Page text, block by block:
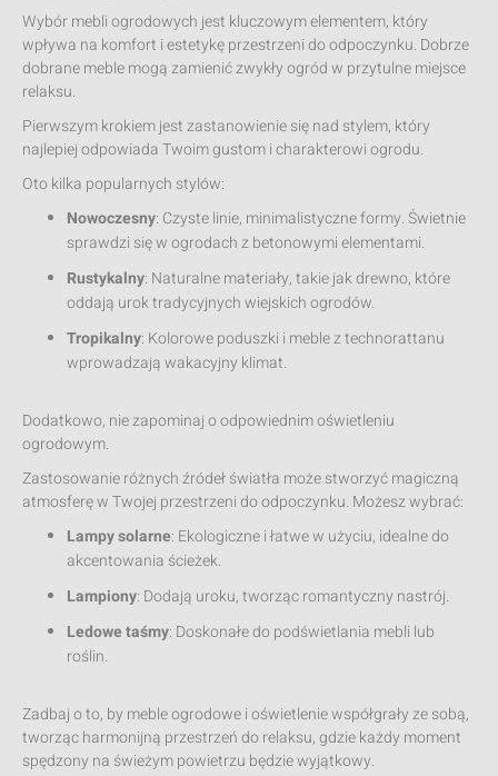
Wybór mebli ogrodowych jest kluczowym elementem, który
wpływa na komfort i estetykę przestrzeni do odpoczynku. Dobrze
dobrane meble mogą zamienić zwykły ogród w przytulne miejsce
relaksu.
Pierwszym krokiem jest zastanowienie się nad stylem, który
najlepiej odpowiada Twoim gustom i charakterowi ogrodu.
Oto kilka popularnych stylów:
Nowoczesny: Czyste linie, minimalistyczne formy. Świetnie
sprawdzi się w ogrodach z betonowymi elementami.
Rustykalny: Naturalne materiały, takie jak drewno, które
oddają urok tradycyjnych wiejskich ogrodów.
Tropikalny: Kolorowe poduszki i meble z technorattanu
wprowadzają wakacyjny klimat.
Dodatkowo, nie zapominaj o odpowiednim oświetleniu
ogrodowym.
Zastosowanie różnych źródeł światła może stworzyć magiczną
atmosferę w Twojej przestrzeni do odpoczynku. Możesz wybrać:
Lampy solarne: Ekologiczne i łatwe w użyciu, idealne do
akcentowania ścieżek.
Lampiony: Dodają uroku, tworząc romantyczny nastrój.
Ledowe taśmy: Doskonałe do podświetlania mebli lub
roślin.
Zadbaj o to, by meble ogrodowe i oświetlenie współgrały ze sobą,
tworząc harmonijną przestrzeń do relaksu, gdzie każdy moment
spędzony na świeżym powietrzu będzie wyjątkowy.